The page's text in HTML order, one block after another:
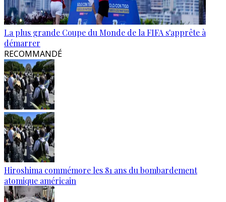
La plus grande Coupe du Monde de la FIFA s'apprête à
démarrer
RECOMMANDÉ
Hiroshima commémore les 81 ans du bombardement
atomique américain